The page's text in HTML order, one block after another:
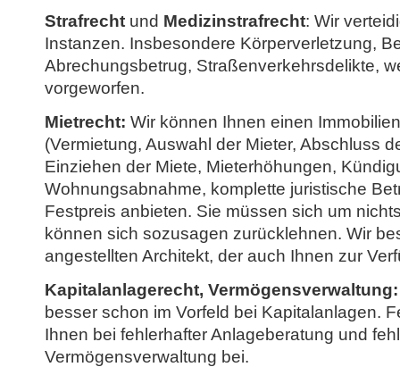
Strafrecht und Medizinstrafrecht: Wir
Instanzen. Insbesondere Körperverletzung,
Abrechungsbetrug, Straßenverkehrsdelikte,
vorgeworfen.
Mietrecht: Wir können Ihnen einen
(Vermietung, Auswahl der Mieter, Abschluss
Einziehen der Miete, Mieterhöhungen,
Wohnungsabnahme, komplette juristische
Festpreis anbieten. Sie müssen sich um
können sich sozusagen zurücklehnen. Wir
angestellten Architekt, der auch Ihnen zur
Kapitalanlagerecht, Vermögensverwaltung:
besser schon im Vorfeld bei Kapitalanlagen.
Ihnen bei fehlerhafter Anlageberatung und
Vermögensverwaltung bei.